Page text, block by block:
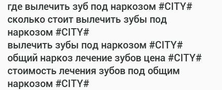
где вылечить зуб под наркозом #CITY#
сколько стоит вылечить зубы под
наркозом #CITY#
вылечить зубы под наркозом #CITY#
общий наркоз лечение зубов цена #CITY#
стоимость лечения зубов под общим
наркозом #CITY#